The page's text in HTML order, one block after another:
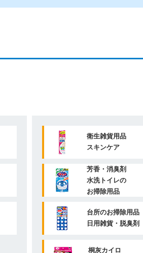
衛生雑貨用品
スキンケア
芳香・消臭剤
水洗トイレの
お掃除用品
台所のお掃除用品
日用雑貨・脱臭剤
桐灰カイロ